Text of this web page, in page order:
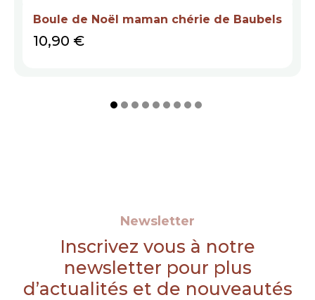
Boule de Noël maman chérie de Baubels
Prix
10,90 €
Newsletter
Inscrivez vous à notre
newsletter pour plus
d’actualités et de nouveautés